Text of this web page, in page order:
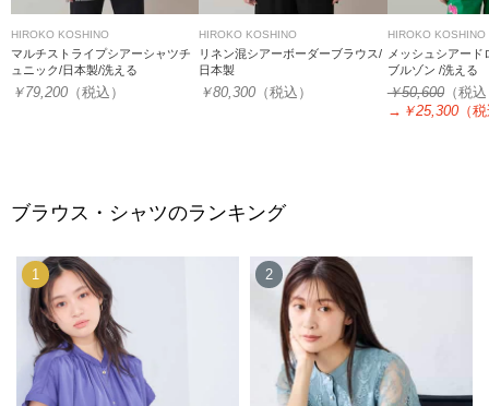
HIROKO KOSHINO
マルチストライプシアーシャツチ
ュニック/日本製/洗える
￥79,200 （税込）
HIROKO KOSHINO
リネン混シアーボーダーブラウス/
日本製
￥80,300 （税込）
HIROKO KOSHINO
メッシュシアード
ブルゾン /洗える
￥50,600（税
→ ￥25,300（
ブラウス・シャツのランキング
1 2